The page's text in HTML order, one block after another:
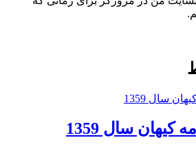
کیهان سال 1359